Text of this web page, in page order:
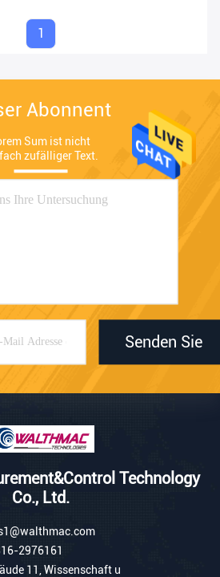
1
Abonnent
Sum ist nicht
zufälliger Text.
Senden Sie
Technology
Co., Ltd.
2976161
11, Wissenschaft u